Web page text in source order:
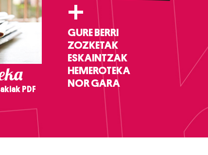
PDF
+
GURE BERRI
ZOZKETAK
ESKAINTZAK
HEMEROTEKA
NOR GARA